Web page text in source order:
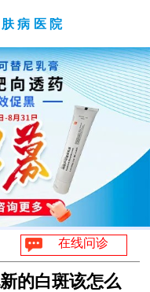
病医院
在线问诊
的白斑该怎么